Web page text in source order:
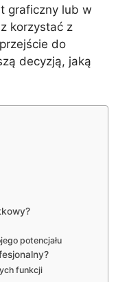
graficzny lub w
korzystać z
do
decyzją, jaką
potencjału
funkcji